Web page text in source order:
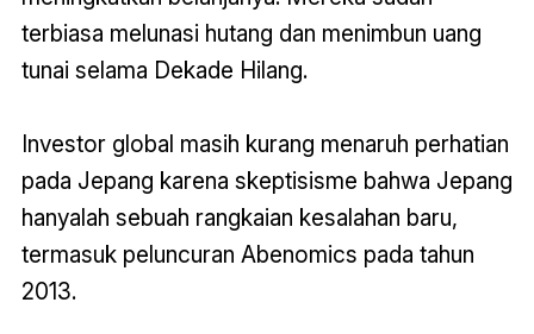
terbiasa melunasi hutang dan menimbun uang
tunai selama Dekade Hilang.
Investor global masih kurang menaruh perhatian
pada Jepang karena skeptisisme bahwa Jepang
hanyalah sebuah rangkaian kesalahan baru,
termasuk peluncuran Abenomics pada tahun
2013.